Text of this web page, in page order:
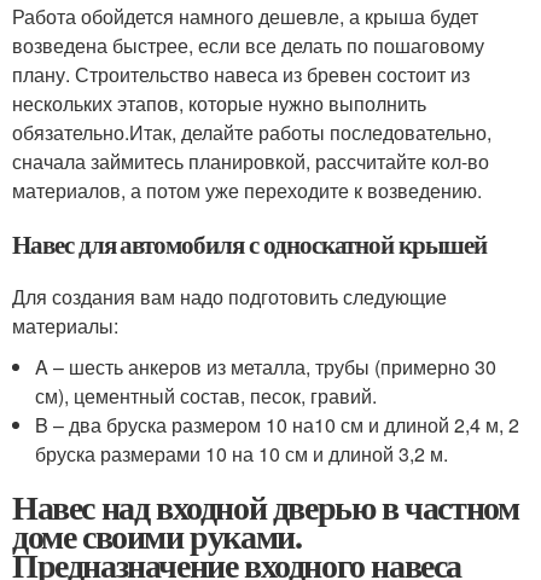
Работа обойдется намного дешевле, а крыша будет
возведена быстрее, если все делать по пошаговому
плану. Строительство навеса из бревен состоит из
нескольких этапов, которые нужно выполнить
обязательно.Итак, делайте работы последовательно,
сначала займитесь планировкой, рассчитайте кол-во
материалов, а потом уже переходите к возведению.
Навес для автомобиля с односкатной крышей
Для создания вам надо подготовить следующие
материалы:
A – шесть анкеров из металла, трубы (примерно 30
см), цементный состав, песок, гравий.
B – два бруска размером 10 на10 см и длиной 2,4 м, 2
бруска размерами 10 на 10 см и длиной 3,2 м.
Навес над входной дверью в частном
доме своими руками.
Предназначение входного навеса